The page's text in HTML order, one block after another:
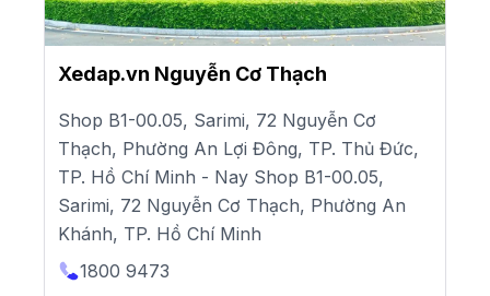
Xedap.vn Nguyễn Cơ Thạch
Shop B1-00.05, Sarimi, 72 Nguyễn Cơ
Thạch, Phường An Lợi Đông, TP. Thủ Đức,
TP. Hồ Chí Minh - Nay Shop B1-00.05,
Sarimi, 72 Nguyễn Cơ Thạch, Phường An
Khánh, TP. Hồ Chí Minh
1800 9473